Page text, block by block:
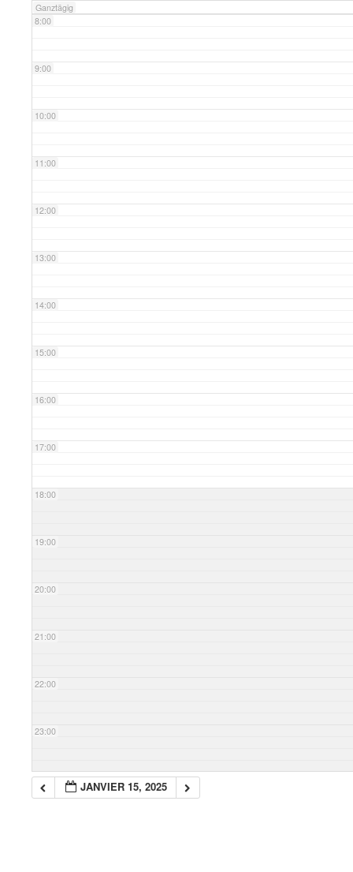
Ganztägig
8:00
9:00
10:00
11:00
12:00
13:00
14:00
15:00
16:00
17:00
18:00
19:00
20:00
21:00
22:00
23:00
JANVIER 15, 2025